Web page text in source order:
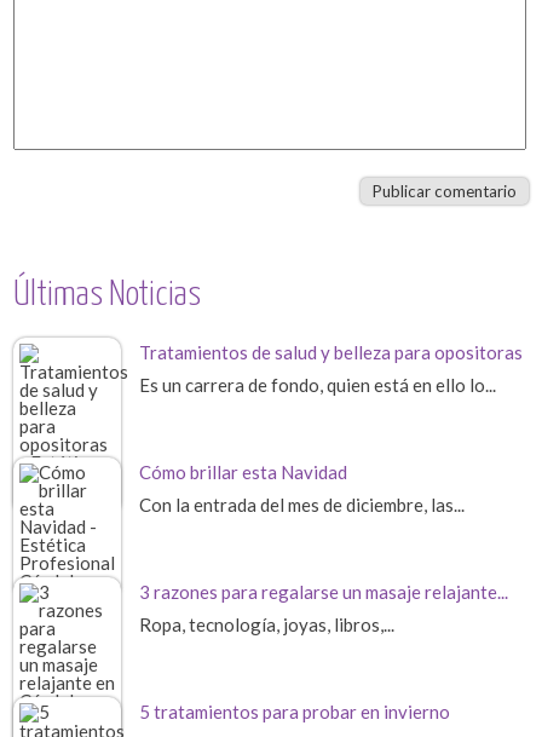
Últimas Noticias
Tratamientos de salud y belleza para opositoras
Es un carrera de fondo, quien está en ello lo...
Cómo brillar esta Navidad
Con la entrada del mes de diciembre, las...
3 razones para regalarse un masaje relajante...
Ropa, tecnología, joyas, libros,...
5 tratamientos para probar en invierno